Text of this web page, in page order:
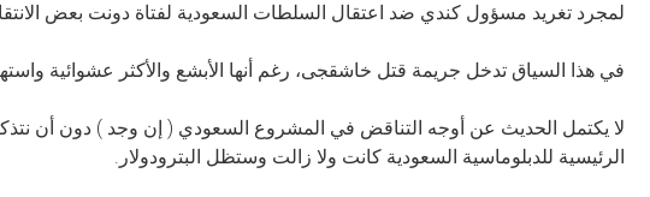
لمجرد تغريد مسؤول كندي ضد اعتقال السلطات السعودية لفتاة دونت بعض
في هذا السياق تدخل جريمة قتل خاشقجى، رغم أنها الأبشع والأكثر عشوائية
لا يكتمل الحديث عن أوجه التناقض في المشروع السعودي ( إن وجد ) دون أن نتذكر
الرئيسية للدبلوماسية السعودية كانت ولا زالت وستظل البترودولار.